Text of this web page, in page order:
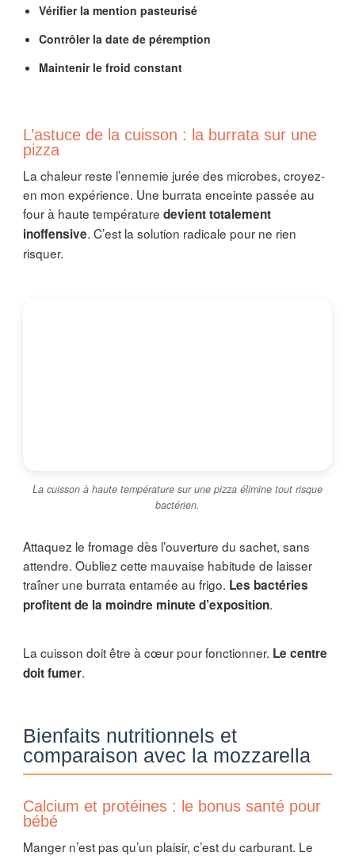
Vérifier la mention pasteurisé
Contrôler la date de péremption
Maintenir le froid constant
L’astuce de la cuisson : la burrata sur une
pizza
La chaleur reste l’ennemie jurée des microbes, croyez-
en mon expérience. Une burrata enceinte passée au
four à haute température devient totalement
inoffensive. C’est la solution radicale pour ne rien
risquer.
La cuisson à haute température sur une pizza élimine tout risque
bactérien.
Attaquez le fromage dès l’ouverture du sachet, sans
attendre. Oubliez cette mauvaise habitude de laisser
traîner une burrata entamée au frigo. Les bactéries
profitent de la moindre minute d’exposition.
La cuisson doit être à cœur pour fonctionner. Le centre
doit fumer.
Bienfaits nutritionnels et
comparaison avec la mozzarella
Calcium et protéines : le bonus santé pour
bébé
Manger n’est pas qu’un plaisir, c’est du carburant. Le